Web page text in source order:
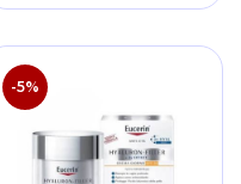
-5%